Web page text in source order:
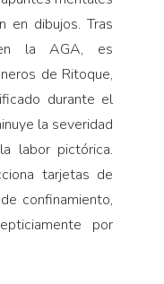
en dibujos. Tras
la AGA, es
de Ritoque,
durante el
la severidad
labor pictórica.
tarjetas de
confinamiento,
por